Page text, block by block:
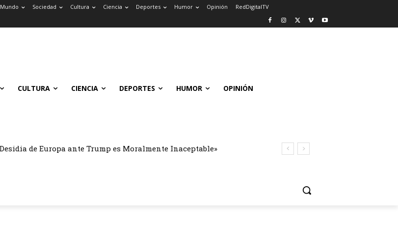
Mundo Sociedad Cultura Ciencia Deportes Humor Opinión RedDigitalTV
CULTURA CIENCIA DEPORTES HUMOR OPINIÓN
de Europa ante Trump es Moralmente Inaceptable»